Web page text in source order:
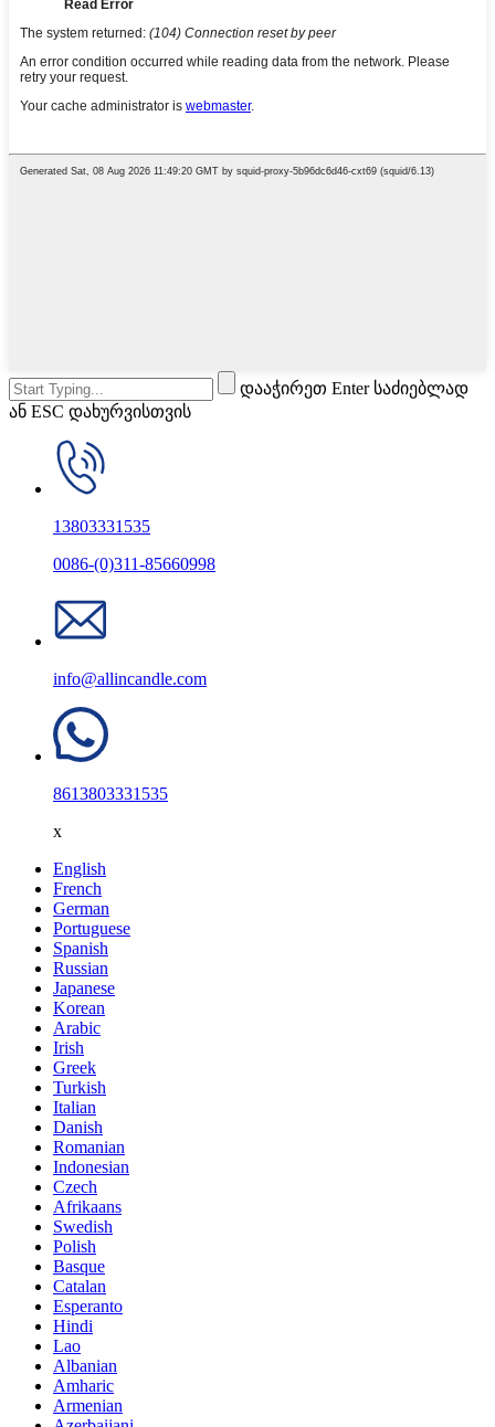
დააჭირეთ Enter საძიებლად
ან ESC დახურვისთვის
13803331535
0086-(0)311-85660998
info@allincandle.com
8613803331535
x
English
French
German
Portuguese
Spanish
Russian
Japanese
Korean
Arabic
Irish
Greek
Turkish
Italian
Danish
Romanian
Indonesian
Czech
Afrikaans
Swedish
Polish
Basque
Catalan
Esperanto
Hindi
Lao
Albanian
Amharic
Armenian